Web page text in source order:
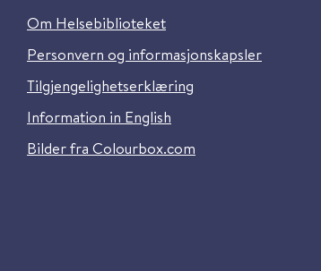
Om Helsebiblioteket
Personvern og informasjonskapsler
Tilgjengelighetserklæring
Information in English
Bilder fra Colourbox.com